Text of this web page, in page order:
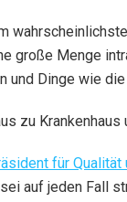
große Menge
und Dinge wie
zu Krankenhaus
für
auf jeden Fall